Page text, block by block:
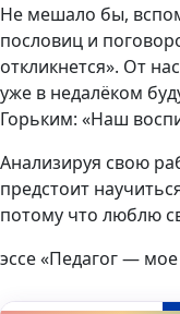
Не мешало бы,
пословиц и
откликнется». От
уже в недалёком
Горьким: «Наш
Анализируя свою
предстоит
потому что люблю
эссе «Педагог —